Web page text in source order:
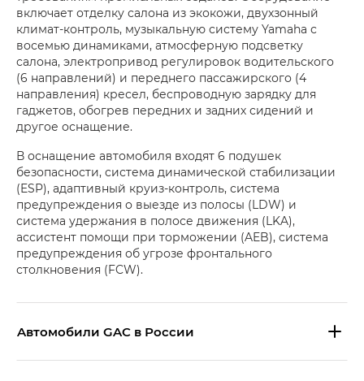
включает отделку салона из экокожи, двухзонный
климат-контроль, музыкальную систему Yamaha с
восемью динамиками, атмосферную подсветку
салона, электропривод регулировок водительского
(6 направлений) и переднего пассажирского (4
направления) кресел, беспроводную зарядку для
гаджетов, обогрев передних и задних сидений и
другое оснащение.
В оснащение автомобиля входят 6 подушек
безопасности, система динамической стабилизации
(ESP), адаптивный круиз-контроль, система
предупреждения о выезде из полосы (LDW) и
система удержания в полосе движения (LKA),
ассистент помощи при торможении (AEB), система
предупреждения об угрозе фронтального
столкновения (FCW).
Aвтомобили GAC в России